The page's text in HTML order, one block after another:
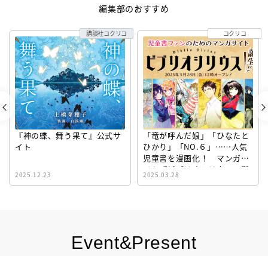
Event&Present
編集部のおすすめ
『神の蝶、舞う果て』公式サ
イト
2025.12.23
講談社コクリコ
「竜が呼んだ娘」「ひなたと
ひかり」「NO.６」……人気
児童書を漫画化！ マンガサ
イト『ビブリオシリウス』誕
生！
2025.03.28
コクリコ